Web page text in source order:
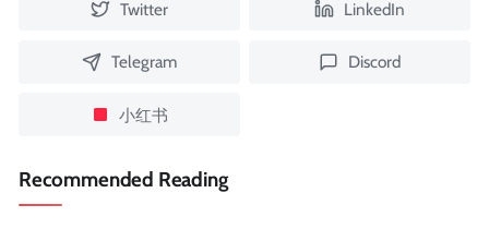
Twitter LinkedIn
Telegram Discord
小红书
Recommended Reading